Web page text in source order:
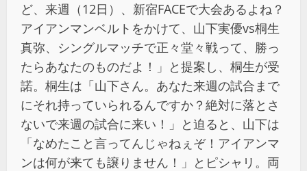
ど、来週（12日）、新宿FACEで大会あるよね？
アイアンマンベルトをかけて、山下実優vs桐生
真弥、シングルマッチで正々堂々戦って、勝っ
たらあなたのものだよ！」と提案し、桐生が受
諾。桐生は「山下さん。あなた来週の試合まで
にそれ持っていられるんですか？絶対に落とさ
ないで来週の試合に来い！」と迫ると、山下は
「なめたこと言ってんじゃねぇぞ！アイアンマ
ンは何が来ても譲りません！」とピシャリ。両